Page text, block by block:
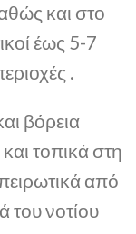
και στο
έως 5-7
.
βόρεια
τοπικά στη
από
του νοτίου